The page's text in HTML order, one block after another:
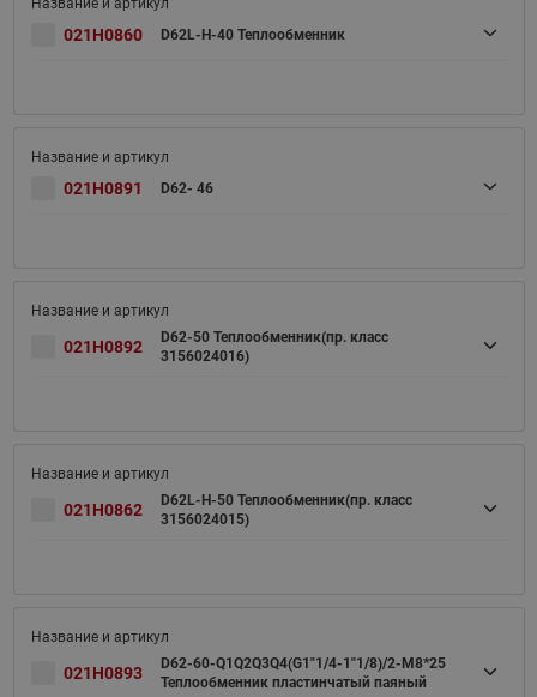
021H0860 D62L-H-40 Теплообменник
021H0891 D62- 46
021H0892
D62-50 Теплообменник(пр. класс
3156024016)
021H0862
D62L-H-50 Теплообменник(пр. класс
3156024015)
021H0893
D62-60-Q1Q2Q3Q4(G1"1/4-1"1/8)/2-M8*25
Теплообменник пластинчатый паяный